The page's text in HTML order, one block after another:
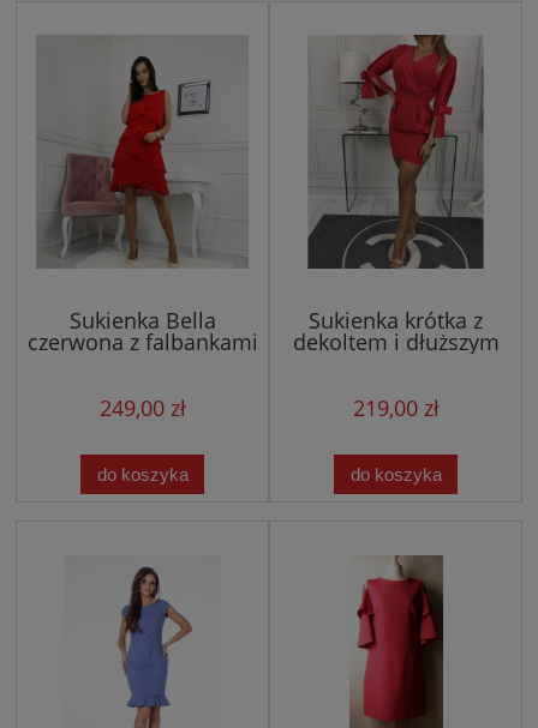
Sukienka Bella
czerwona z falbankami
249,00 zł
do koszyka
Sukienka krótka z
dekoltem i dłuższym
219,00 zł
do koszyka